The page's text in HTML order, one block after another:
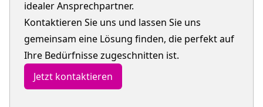
idealer Ansprechpartner.
Kontaktieren Sie uns und lassen Sie uns
gemeinsam eine Lösung finden, die perfekt auf
Ihre Bedürfnisse zugeschnitten ist.
Jetzt kontaktieren